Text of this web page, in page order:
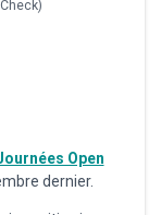
Open
dernier.